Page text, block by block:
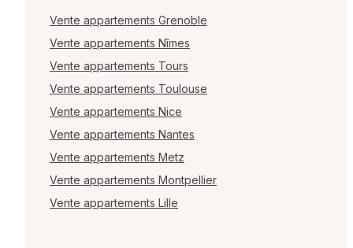
Vente appartements Grenoble
Vente appartements Nîmes
Vente appartements Tours
Vente appartements Toulouse
Vente appartements Nice
Vente appartements Nantes
Vente appartements Metz
Vente appartements Montpellier
Vente appartements Lille